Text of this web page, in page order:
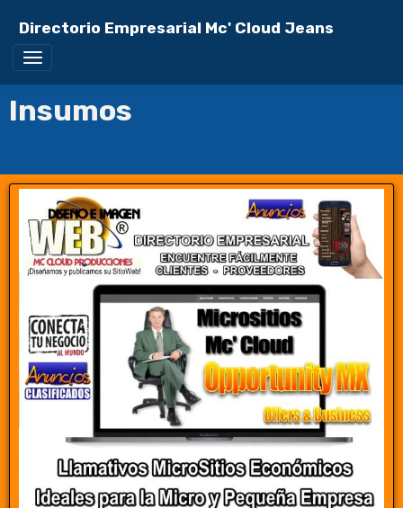
Directorio Empresarial Mc' Cloud Jeans
Insumos